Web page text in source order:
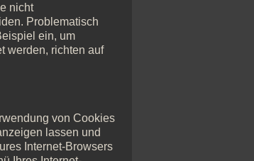
nicht
Problematisch
ein, um
werden, richten auf
von Cookies
lassen und
Internet-Browsers